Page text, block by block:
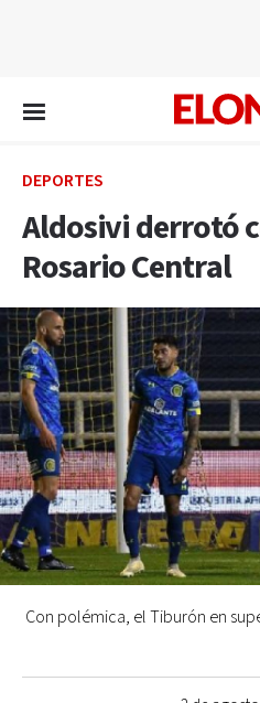
DEPORTES
Aldosivi derrotó
Rosario Central
Con polémica, el Tiburón en